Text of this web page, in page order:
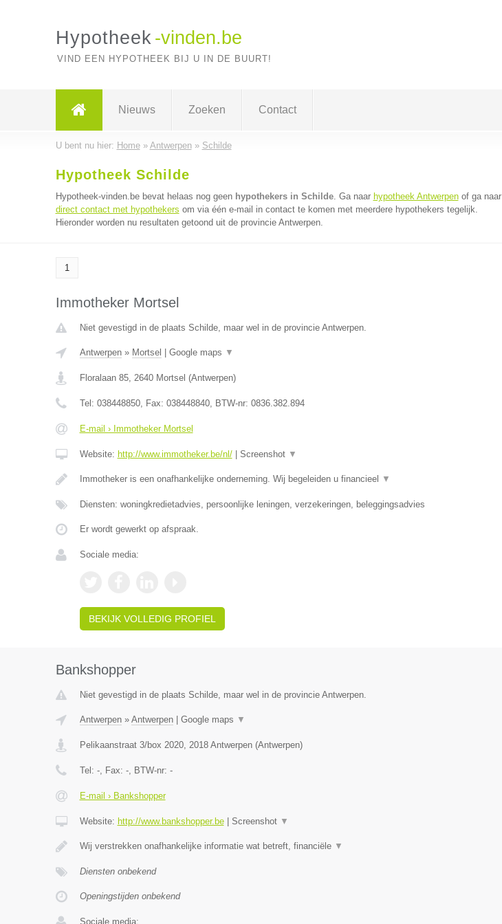
Hypotheek -vinden.be
VIND EEN HYPOTHEEK BIJ U IN DE BUURT!
Nieuws Zoeken Contact
U bent nu hier: Home» Antwerpen» Schilde
Hypotheek Schilde
Hypotheek-vinden.be bevat helaas nog geen hypothekers in Schilde. Ga naar hypotheek Antwerpenof ga naar
direct contact met hypothekers om via één e-mail in contact te komen met meerdere hypothekers tegelijk.
Hieronder worden nu resultaten getoond uit de provincie Antwerpen.
1
Immotheker Mortsel
Niet gevestigd in de plaats Schilde, maar wel in de provincie Antwerpen.
Antwerpen» Mortsel Google maps ▼
Floralaan 85, 2640 Mortsel (Antwerpen)
Tel: 038448850, Fax: 038448840, BTW-nr: 0836.382.894
E-mail › Immotheker Mortsel
Website: http://www.immotheker.be/nl/| Screenshot ▼
Immotheker is een onafhankelijke onderneming. Wij begeleiden u financieel ▼
Diensten: woningkredietadvies, persoonlijke leningen, verzekeringen, beleggingsadvies
Er wordt gewerkt op afspraak.
Sociale media:
BEKIJK VOLLEDIG PROFIEL
Bankshopper
Niet gevestigd in de plaats Schilde, maar wel in de provincie Antwerpen.
Antwerpen» Antwerpen| Google maps ▼
Pelikaanstraat 3/box 2020, 2018 Antwerpen(Antwerpen)
Tel: -, Fax: -, BTW-nr: -
E-mail › Bankshopper
Website: http://www.bankshopper.be| Screenshot ▼
Wij verstrekken onafhankelijke informatie wat betreft, financiële ▼
Diensten onbekend
Openingstijden onbekend
Sociale media: